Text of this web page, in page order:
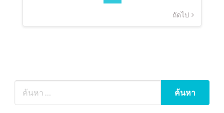
ถัดไป